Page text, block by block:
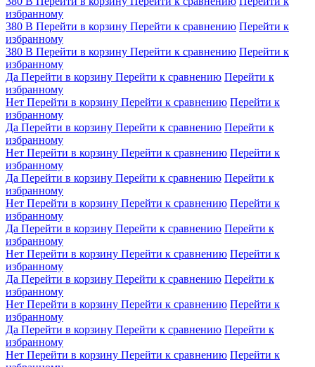
избранному
380 В Перейти в корзину Перейти к сравнению Перейти к
избранному
380 В Перейти в корзину Перейти к сравнению Перейти к
избранному
Да Перейти в корзину Перейти к сравнению Перейти к
избранному
Нет Перейти в корзину Перейти к сравнению Перейти к
избранному
Да Перейти в корзину Перейти к сравнению Перейти к
избранному
Нет Перейти в корзину Перейти к сравнению Перейти к
избранному
Да Перейти в корзину Перейти к сравнению Перейти к
избранному
Нет Перейти в корзину Перейти к сравнению Перейти к
избранному
Да Перейти в корзину Перейти к сравнению Перейти к
избранному
Нет Перейти в корзину Перейти к сравнению Перейти к
избранному
Да Перейти в корзину Перейти к сравнению Перейти к
избранному
Нет Перейти в корзину Перейти к сравнению Перейти к
избранному
Да Перейти в корзину Перейти к сравнению Перейти к
избранному
Нет Перейти в корзину Перейти к сравнению Перейти к